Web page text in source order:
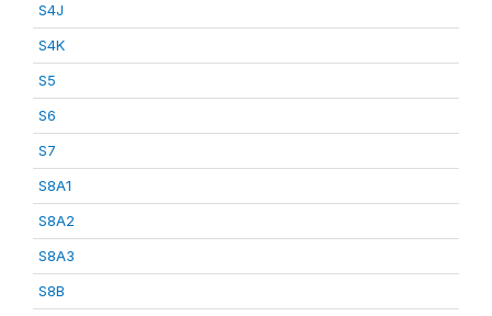
S4J
S4K
S5
S6
S7
S8A1
S8A2
S8A3
S8B